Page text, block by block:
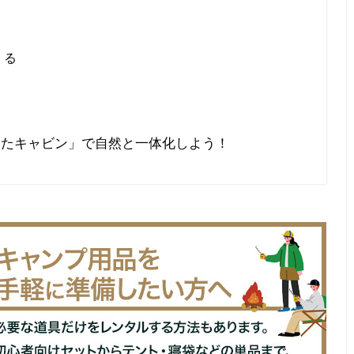
キャビン」で自然と一体化しよう！